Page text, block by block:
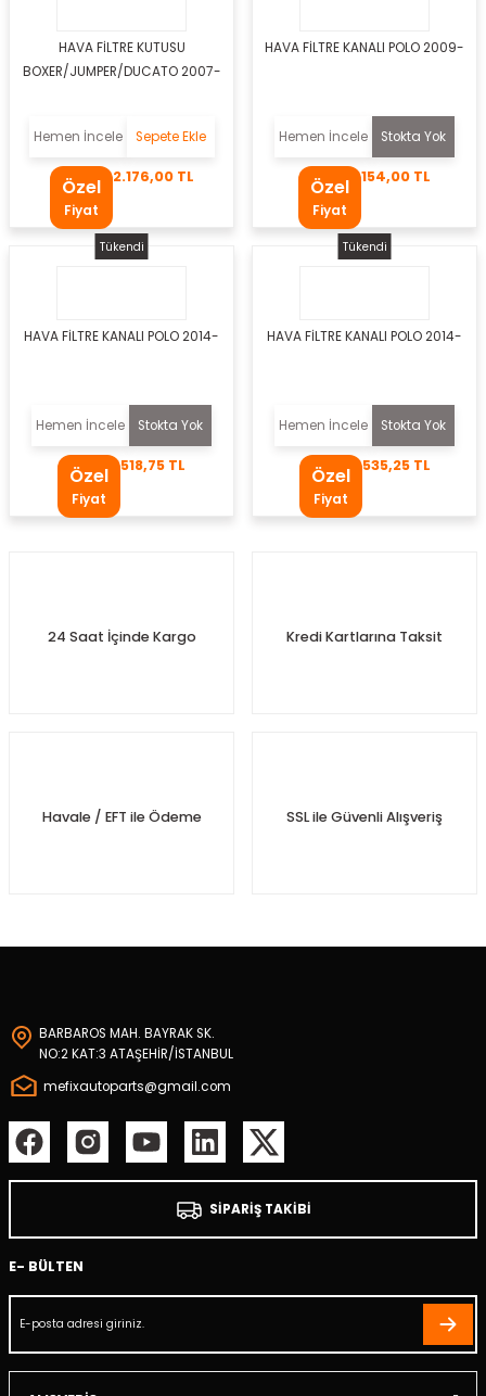
Yağ Filtresi
HAVA FİLTRE KUTUSU
BOXER/JUMPER/DUCATO 2007-
Hemen İncele Sepete Ekle
Özel
Fiyat
2.176,00 TL
HAVA FİLTRE KANALI POLO 2009-
Hemen İncele Stokta Yok
Özel
Fiyat
154,00 TL
Tükendi
HAVA FİLTRE KANALI POLO 2014-
Hemen İncele Stokta Yok
Özel
Fiyat
518,75 TL
Tükendi
HAVA FİLTRE KANALI POLO 2014-
Hemen İncele Stokta Yok
Özel
Fiyat
535,25 TL
24 Saat İçinde Kargo Kredi Kartlarına Taksit
Havale / EFT ile Ödeme SSL ile Güvenli Alışveriş
BARBAROS MAH. BAYRAK SK.
NO:2 KAT:3 ATAŞEHİR/İSTANBUL
mefixautoparts@gmail.com
SİPARİŞ TAKİBİ
E- BÜLTEN